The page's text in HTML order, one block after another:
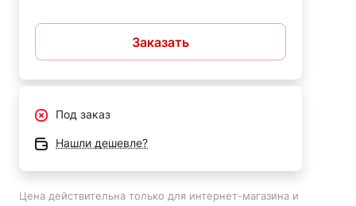
Заказать
Под заказ
Нашли дешевле?
Цена действительна только для интернет-магазина и